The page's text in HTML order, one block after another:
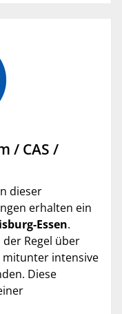
/ CAS /
dieser
erhalten ein
Essen.
Regel über
intensive
Diese